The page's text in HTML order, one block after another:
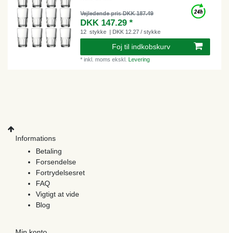
Vejledende pris DKK 187.49
DKK 147.29 *
12 stykke | DKK 12.27 / stykke
Foj til indkobskurv
*inkl. moms ekskl. Levering
Informations
Betaling
Forsendelse
Fortrydelsesret
FAQ
Vigtigt at vide
Blog